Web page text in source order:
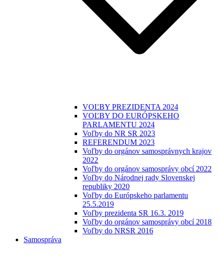
VOĽBY PREZIDENTA 2024
VOĽBY DO EURÓPSKEHO
PARLAMENTU 2024
Voľby do NR SR 2023
REFERENDUM 2023
Voľby do orgánov samosprávnych krajov
2022
Voľby do orgánov samosprávy obcí 2022
Voľby do Národnej rady Slovenskej
republiky 2020
Voľby do Európskeho parlamentu
25.5.2019
Voľby prezidenta SR 16.3. 2019
Voľby do orgánov samosprávy obcí 2018
Voľby do NRSR 2016
Samospráva